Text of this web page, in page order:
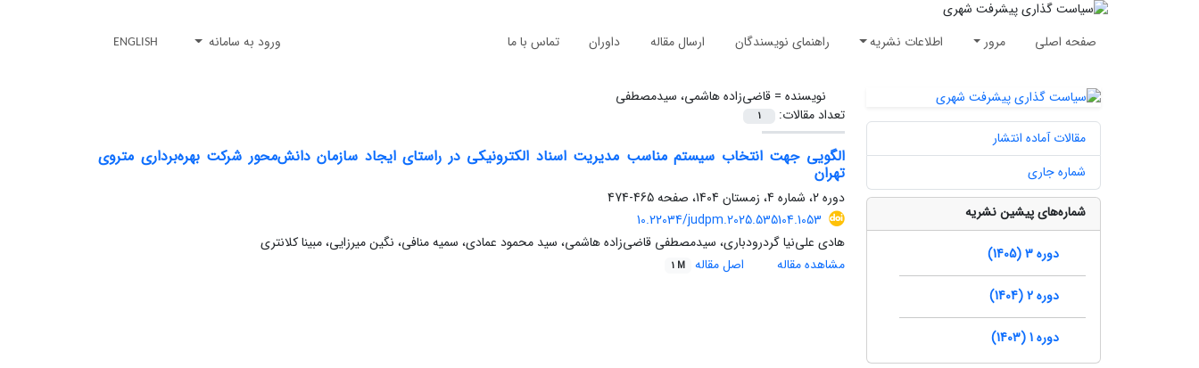
صفحه اصلی مرور اطلاعات نشریه راهنمای نویسندگان ارسال مقاله داوران تماس با ما ورود به سامانه ENGLISH
نویسنده =قاضی‌زاده هاشمی، سیدمصطفی
تعداد مقالات:
1
الگویی جهت انتخاب سیستم مناسب مدیریت اسناد الکترونیکی در راستای ایجاد سازمان دانش‌محور شرکت بهره‌برداری متروی
تهران
دوره 2، شماره 4، زمستان 1404، صفحه
465-474
10.22034/judpm.2025.535104.1053
هادی علی‌نیا گردرودباری، سیدمصطفی قاضی‌زاده هاشمی، سید محمود عمادی، سمیه منافی، نگین میرزایی، مبینا کلانتری
مشاهده مقاله
اصل مقاله 1 M
مقالات آماده انتشار
شماره جاری
شماره‌های پیشین نشریه
دوره 3 (1405)
دوره 2 (1404)
دوره 1 (1403)